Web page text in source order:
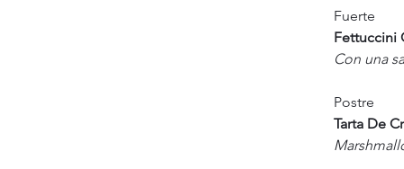
Fuerte
Fettuccini
Con una
Postre
Tarta De